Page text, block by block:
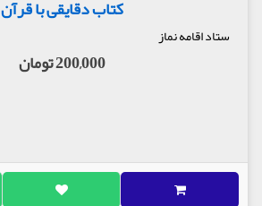
کتاب دقایقی با قرآن
ستاد اقامه نماز
200,000 تومان